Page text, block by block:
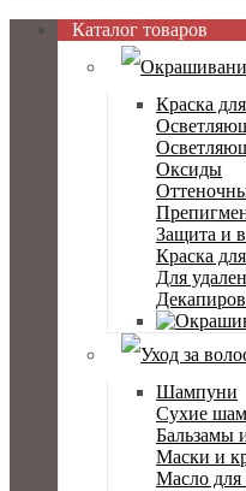
Каталог товаров
Краска
Оксиды
Защита и
Краска
Для
Шампуни
Сухие
Бальзамы
Маски и
Масло для